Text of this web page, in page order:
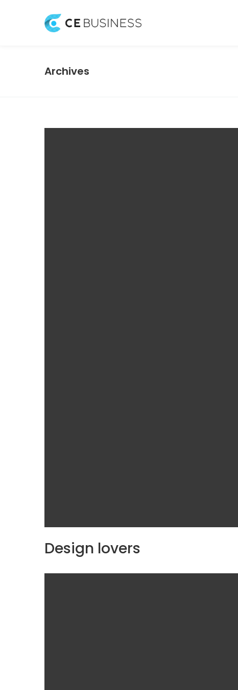
Archives
Design lovers